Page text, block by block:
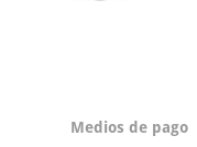
Medios de pago